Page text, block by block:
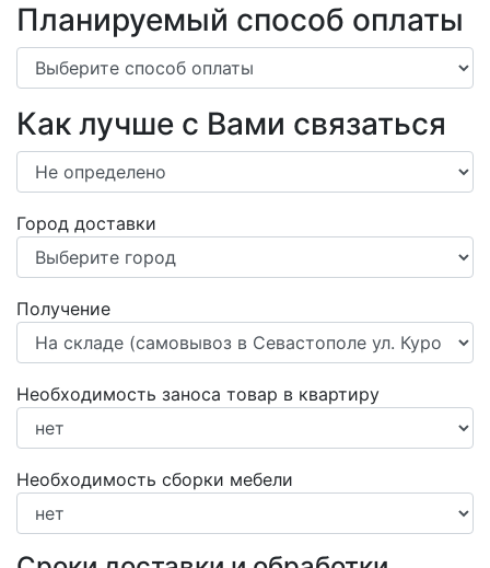
Планируемый способ оплаты
Как лучше с Вами связаться
Город доставки
Получение
Необходимость заноса товар в квартиру
Необходимость сборки мебели